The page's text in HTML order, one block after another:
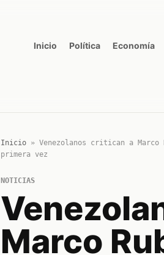
Inicio Política Economía
Inicio» Venezolanos critican a
primera vez
NOTICIAS
Marco